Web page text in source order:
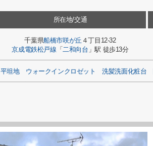
所在地/交通
千葉県船橋市咲が丘 ４丁目12-32
京成電鉄松戸線 「二和向台 」駅 徒歩13分
平坦地 ウォークインクロゼット 洗髪洗面化粧台